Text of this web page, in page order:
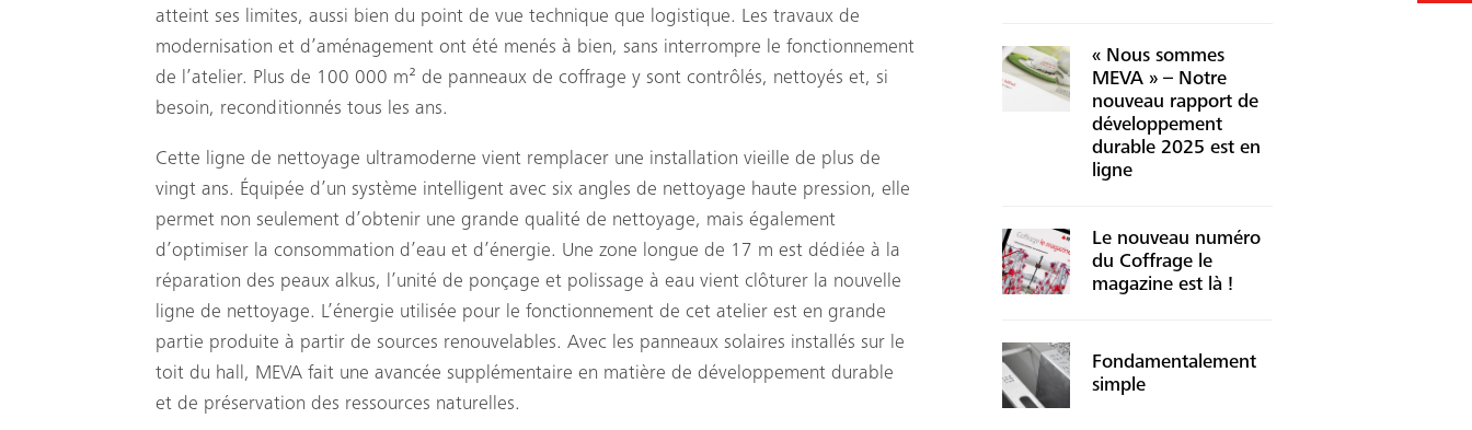
atteint ses limites, aussi bien du point de vue technique que logistique. Les travaux de
modernisation et d’aménagement ont été menés à bien, sans interrompre le fonctionnement
de l’atelier. Plus de 100 000 m² de panneaux de coffrage y sont contrôlés, nettoyés et, si
besoin, reconditionnés tous les ans.
Cette ligne de nettoyage ultramoderne vient remplacer une installation vieille de plus de
vingt ans. Équipée d’un système intelligent avec six angles de nettoyage haute pression, elle
permet non seulement d’obtenir une grande qualité de nettoyage, mais également
d’optimiser la consommation d’eau et d’énergie. Une zone longue de 17 m est dédiée à la
réparation des peaux alkus, l’unité de ponçage et polissage à eau vient clôturer la nouvelle
ligne de nettoyage. L’énergie utilisée pour le fonctionnement de cet atelier est en grande
partie produite à partir de sources renouvelables. Avec les panneaux solaires installés sur le
toit du hall, MEVA fait une avancée supplémentaire en matière de développement durable
et de préservation des ressources naturelles.
« Nous sommes
MEVA » – Notre
nouveau rapport de
développement
durable 2025 est en
ligne
Le nouveau numéro
du Coffrage le
magazine est là !
Fondamentalement
simple